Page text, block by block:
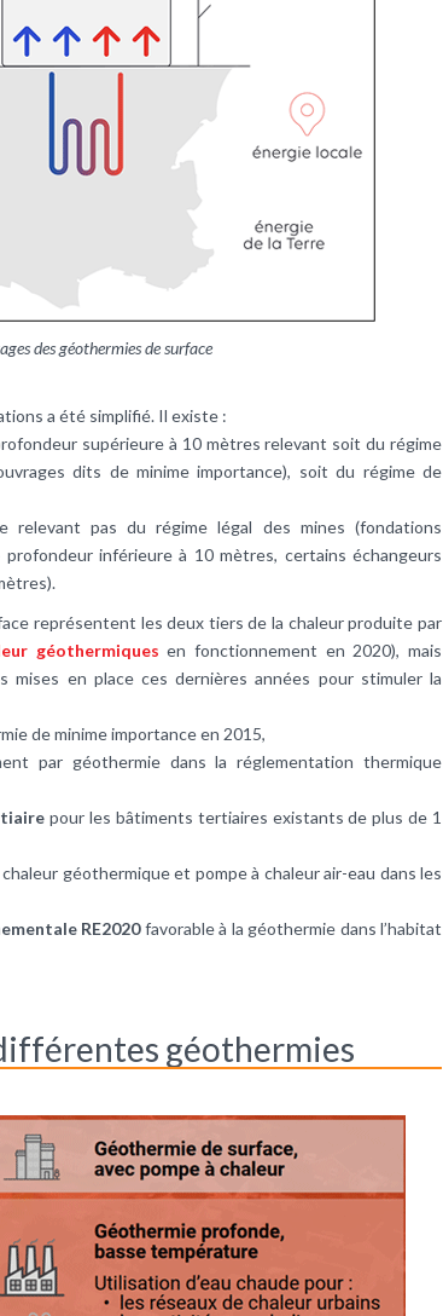
des géothermies de surface
a été simplifié. Il existe :
supérieure à 10 mètres relevant soit du régime
dits de minime importance), soit du régime de
relevant pas du régime légal des mines (fondations
inférieure à 10 mètres, certains échangeurs
représentent les deux tiers de la chaleur produite par
géothermiques en fonctionnement en 2020), mais
mises en place ces dernières années pour stimuler la
de minime importance en 2015,
par géothermie dans la réglementation thermique
pour les bâtiments tertiaires existants de plus de 1
géothermique et pompe à chaleur air-eau dans les
RE2020favorable à la géothermie dans l’habitat
géothermies